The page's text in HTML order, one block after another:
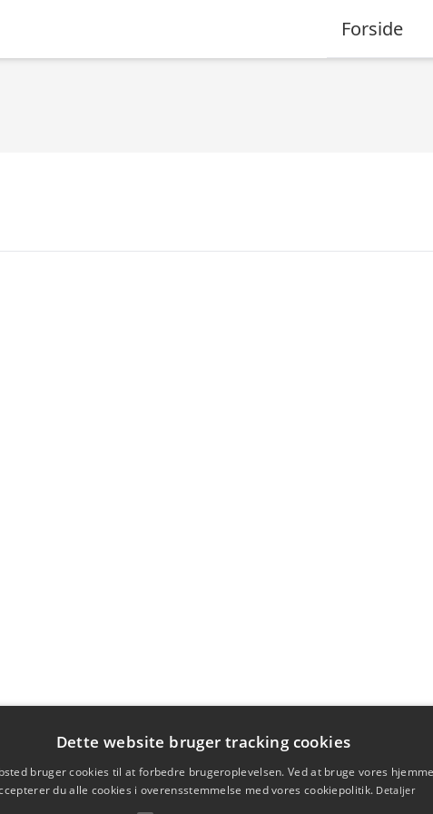
Forside
Dette website bruger tracking cookies
bruger cookies til at forbedre brugeroplevelsen. Ved at bruge vores
du alle cookies i overensstemmelse med vores cookiepolitik. Detaljer